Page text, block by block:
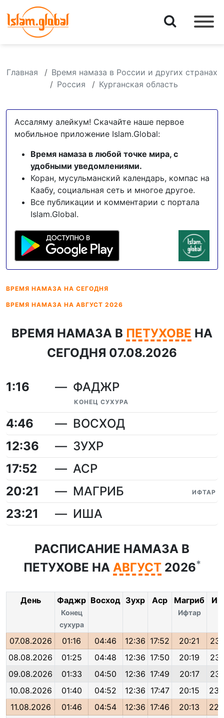
Главная
Время намаза в России и других странах
Россия
Курганская область
Ассаляму алейкум! Скачайте наше первое
мобильное приложение Islam.Global:
Время намаза в любой точке мира, с
удобными уведомлениями.
Коран, мусульманский календарь, компас на
Каабу, социальная сеть и многое другое.
Все публикации и комментарии с портала
Islam.Global.
ВРЕМЯ НАМАЗА НА СЕГОДНЯ
ВРЕМЯ НАМАЗА НА АВГУСТ 2026
ВРЕМЯ НАМАЗА В ПЕТУХОВЕ НА
СЕГОДНЯ 07.08.2026
1:16 ФАДЖР
КОНЕЦ СУХУРА
4:46
ВОСХОД
12:36
ЗУХР
17:52
АСР
20:21
МАГРИБ ИФТАР
23:21 ИША
РАСПИСАНИЕ НАМАЗА В
ПЕТУХОВЕ НА АВГУСТ 2026*
День Фаджр
Конец
сухура
Восход Зухр Аср Магриб
Ифтар
07.08.2026 01:16 04:46 12:36 17:52 20:21
08.08.2026
01:25 04:48 12:36 17:50 20:19
09.08.2026
01:33 04:50 12:36 17:49 20:17
10.08.2026
01:40 04:52 12:36 17:47 20:15
11.08.2026
01:46 04:54 12:36 17:46 20:13